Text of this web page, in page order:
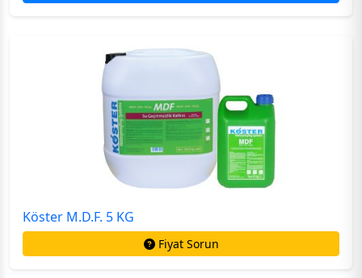
Köster M.D.F. 5 KG
Fiyat Sorun